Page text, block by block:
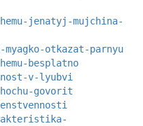
jenatyj-mujchina-
otkazat-parnyu
besplatno
v-lyubvi
govorit